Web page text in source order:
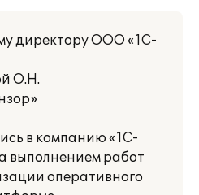
директору ООО «1С-
О.Н.
в компанию «1С-
выполнением работ
оперативного